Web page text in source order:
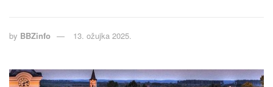
by BBZinfo 13. ožujka 2025.